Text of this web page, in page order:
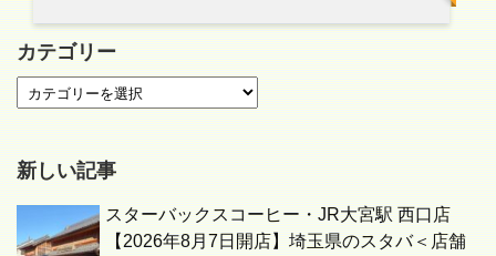
カテゴリー
新しい記事
スターバックスコーヒー・JR大宮駅 西口店
【2026年8月7日開店】埼玉県のスタバ＜店舗